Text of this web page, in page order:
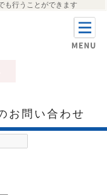
も行うことができます
お問い合わせ